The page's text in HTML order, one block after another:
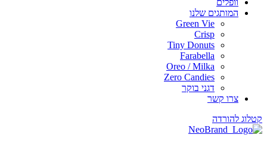
וופלים
המותגים שלנו
Green Vie
Crisp
Tiny Donuts
Farabella
Oreo / Milka
Zero Candies
דגני בוקר
צרו קשר
להורדה